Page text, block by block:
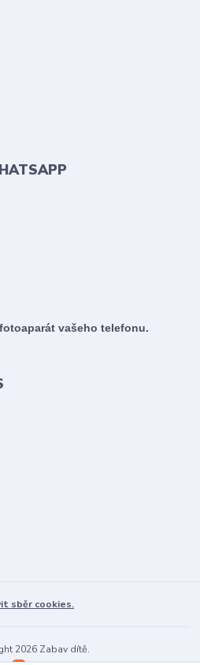
vašeho telefonu.
sběr cookies.
2026 Zabav dítě.